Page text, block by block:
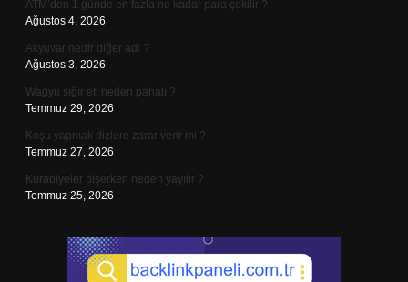
ATM’den 1 günde en fazla ne kadar para çekilir ?
Ağustos 4, 2026
Akyuvar nedir diğer adı ?
Ağustos 3, 2026
Wagyu sığır eti neden pahalı ?
Temmuz 29, 2026
Koşu yapmak dizlere zarar verir mi ?
Temmuz 27, 2026
Kurabiyeler pişerken neden yayılır ?
Temmuz 25, 2026